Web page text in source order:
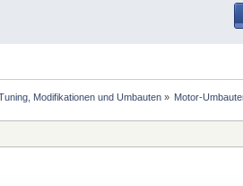
Modifikationen und Umbauten» Motor-